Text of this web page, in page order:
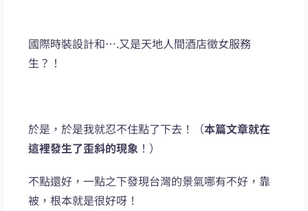
國際時裝設計和….又是天地人間酒店徵女服務
生？！
於是，於是我就忍不住點了下去！（本篇文章就在
這裡發生了歪斜的現象 ！）
不點還好，一點之下發現台灣的景氣哪有不好，靠
被，根本就是很好呀！